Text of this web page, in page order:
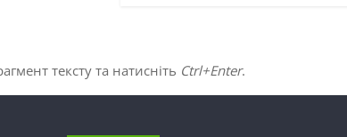
тексту та натисніть Ctrl+Enter.